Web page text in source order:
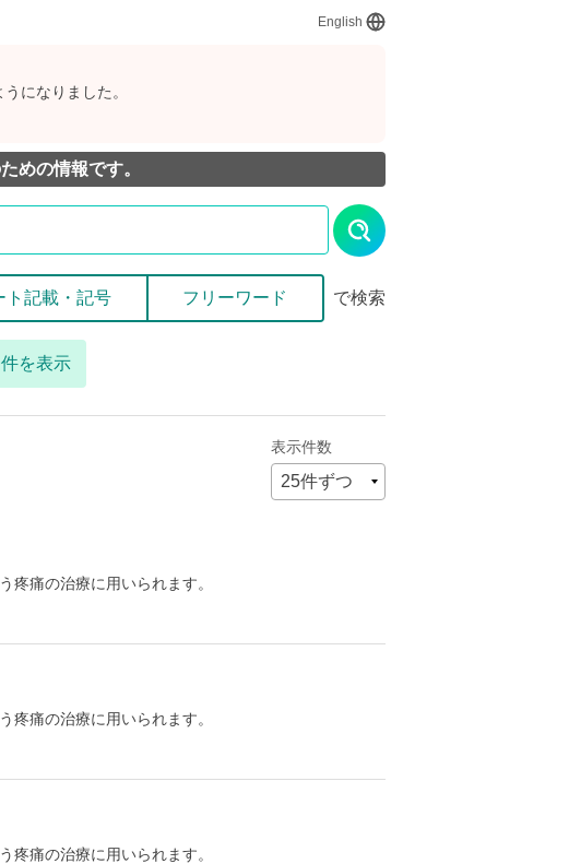
English
になりました。
めの情報です。
ト記載・記号 フリーワード で検索
を表示
表示件数
疼痛の治療に用いられます。
疼痛の治療に用いられます。
疼痛の治療に用いられます。